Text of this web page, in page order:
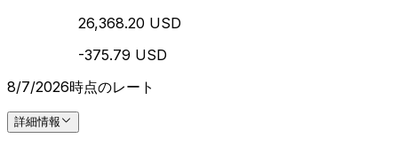
26,368.20 USD
-375.79 USD
8/7/2026時点のレート
詳細情報